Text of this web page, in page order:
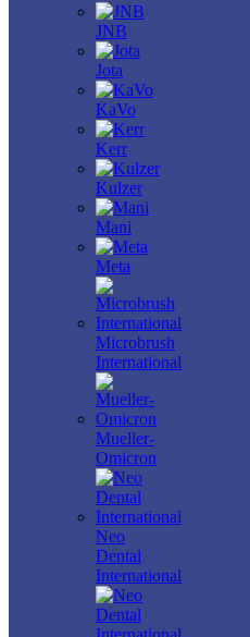
JNB
Jota
KaVo
Kerr
Kulzer
Mani
Meta
Microbrush
International
Mueller-
Omicron
Neo
Dental
International